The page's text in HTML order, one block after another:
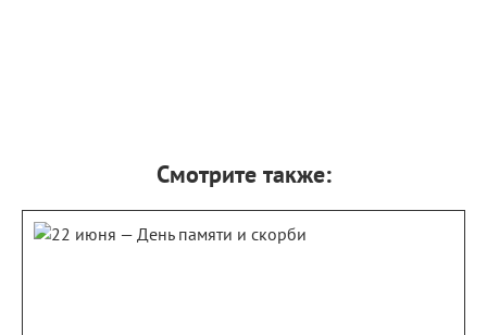
Смотрите также: